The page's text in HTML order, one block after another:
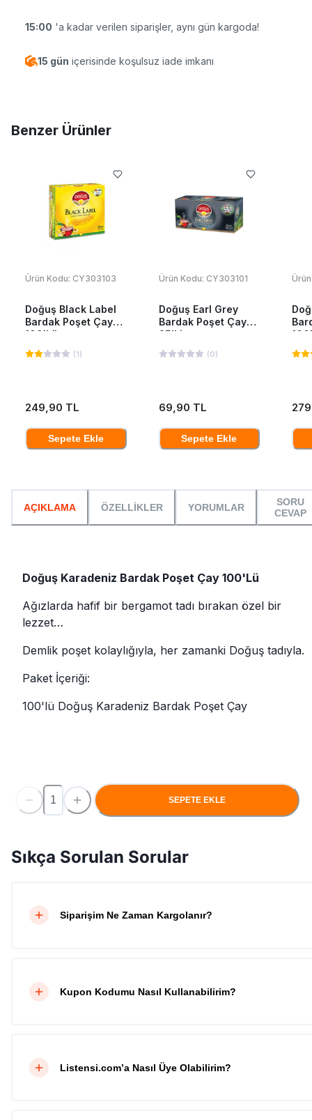
15:00 'a kadar verilen siparişler, aynı gün kargoda!
15 gün içerisinde koşulsuz iade imkanı
Benzer Ürünler
Ürün Kodu: CY303103
Doğuş Black Label
Bardak Poşet Çay
100'Lü
(1)
249,90 TL
Sepete Ekle
Ürün Kodu: CY303101
Doğuş Earl Grey
Bardak Poşet Çay
25'Li
(0)
69,90 TL
Sepete Ekle
AÇIKLAMA ÖZELLİKLER YORUMLAR
SORU
CEVAP
Doğuş Karadeniz Bardak Poşet Çay 100'Lü
Ağızlarda hafif bir bergamot tadı bırakan özel bir
lezzet…
Demlik poşet kolaylığıyla, her zamanki Doğuş tadıyla.
Paket İçeriği:
100'lü Doğuş Karadeniz Bardak Poşet Çay
SEPETE EKLE
Sıkça Sorulan Sorular
Siparişim Ne Zaman Kargolanır?
Kupon Kodumu Nasıl Kullanabilirim?
Listensi.com’a Nasıl Üye Olabilirim?